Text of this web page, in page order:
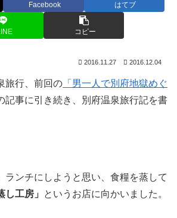
Facebook はてブ
コピー
2016.11.27 2016.12.04
旅行、前回の 「男一人で別府地獄めぐ
記事に引き続き、別府温泉旅行記を書
ランチにしようと思い、食糧を蒸して
し工房」 というお店に向かいました。